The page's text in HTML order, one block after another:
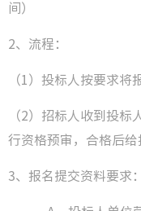
间）
2、流程：
（1）投标人按要求将
（2）招标人收到投标
行资格预审，合格后给
3、报名提交资料要求：